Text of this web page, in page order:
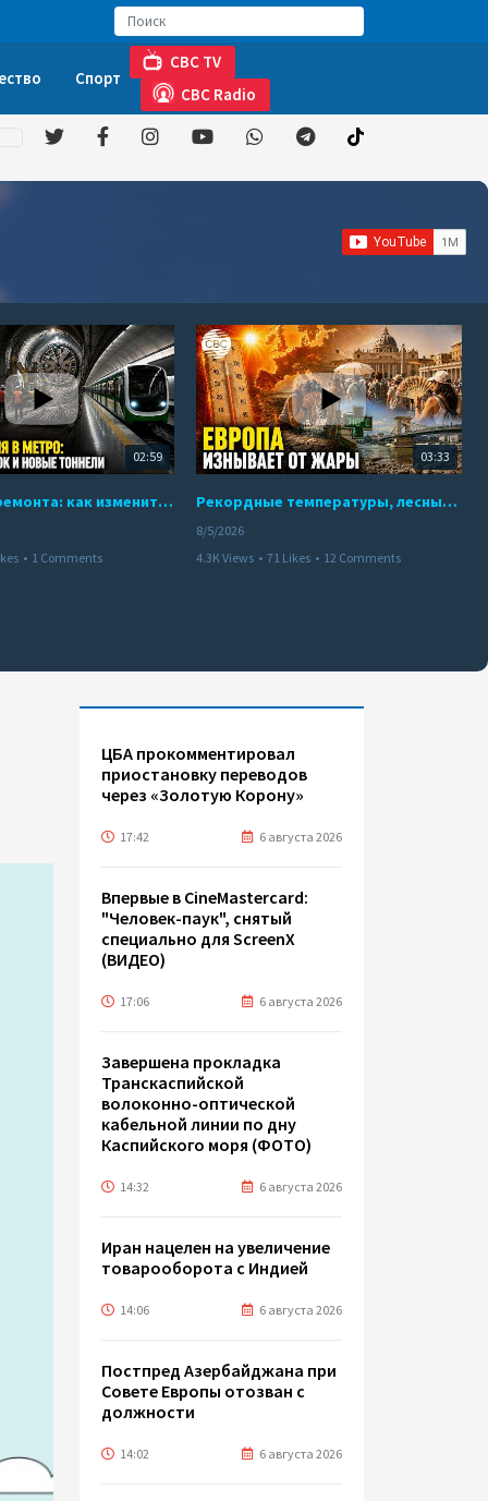
Спорт
CBC TV
CBC Radio
02:59
10 месяцев ремонта: как изменится работа Бакинского метро с 15 августа
• 1 Comments
03:33
Рекордные температуры, лесные пожары и красный уровень опасности
8/5/2026
4.3K Views • 71 Likes • 12 Comments
ЦБА прокомментировал
приостановку переводов
через «Золотую Корону»
17:42 6 августа 2026
Впервые в CineMastercard:
"Человек-паук", снятый
специально для ScreenX
(ВИДЕО)
17:06 6 августа 2026
Завершена прокладка
Транскаспийской
волоконно-оптической
кабельной линии по дну
Каспийского моря (ФОТО)
14:32 6 августа 2026
Иран нацелен на увеличение
товарооборота с Индией
14:06 6 августа 2026
Постпред Азербайджана при
Совете Европы отозван с
должности
14:02 6 августа 2026